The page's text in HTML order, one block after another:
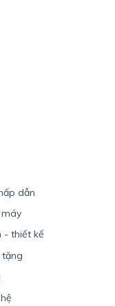
dẫn
- thiết kế
tặng